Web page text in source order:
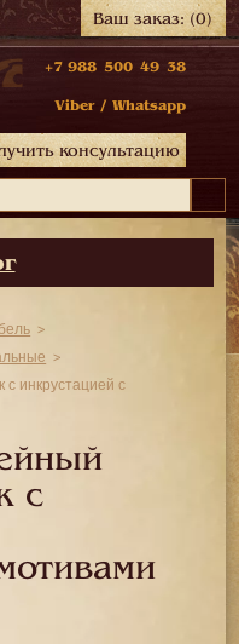
Ваш заказ:(0)
+7 988 500 49 38
Viber / Whatsapp
консультацию
инкрустацией с
с